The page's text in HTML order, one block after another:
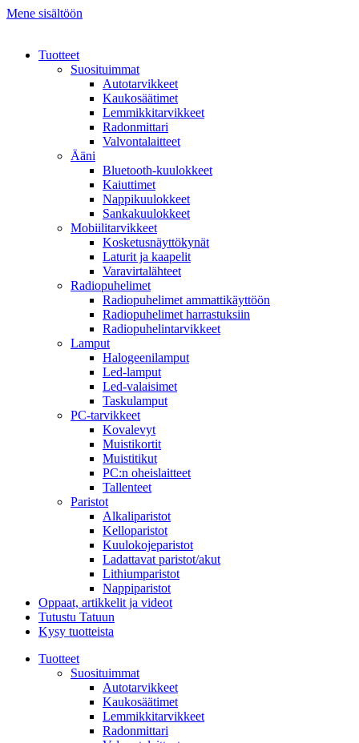
Mene sisältöön
Tuotteet
Suosituimmat
Autotarvikkeet
Kaukosäätimet
Lemmikkitarvikkeet
Radonmittari
Valvontalaitteet
Ääni
Bluetooth-kuulokkeet
Kaiuttimet
Nappikuulokkeet
Sankakuulokkeet
Mobiilitarvikkeet
Kosketusnäyttökynät
Laturit ja kaapelit
Varavirtalähteet
Radiopuhelimet
Radiopuhelimet ammattikäyttöön
Radiopuhelimet harrastuksiin
Radiopuhelintarvikkeet
Lamput
Halogeenilamput
Led-lamput
Led-valaisimet
Taskulamput
PC-tarvikkeet
Kovalevyt
Muistikortit
Muistitikut
PC:n oheislaitteet
Tallenteet
Paristot
Alkaliparistot
Kelloparistot
Kuulokojeparistot
Ladattavat paristot/akut
Lithiumparistot
Nappiparistot
Oppaat, artikkelit ja videot
Tutustu Tatuun
Kysy tuotteista
Tuotteet
Suosituimmat
Autotarvikkeet
Kaukosäätimet
Lemmikkitarvikkeet
Radonmittari